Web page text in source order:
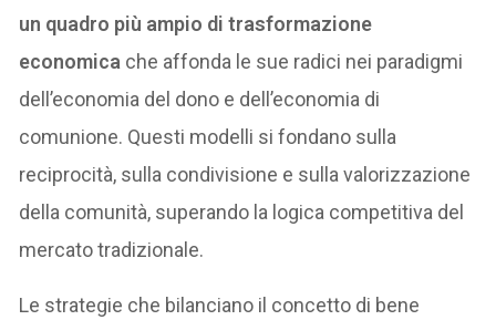
un quadro più ampio di trasformazione
economica che affonda le sue radici nei paradigmi
dell’economia del dono e dell’economia di
comunione. Questi modelli si fondano sulla
reciprocità, sulla condivisione e sulla valorizzazione
della comunità, superando la logica competitiva del
mercato tradizionale.
Le strategie che bilanciano il concetto di bene